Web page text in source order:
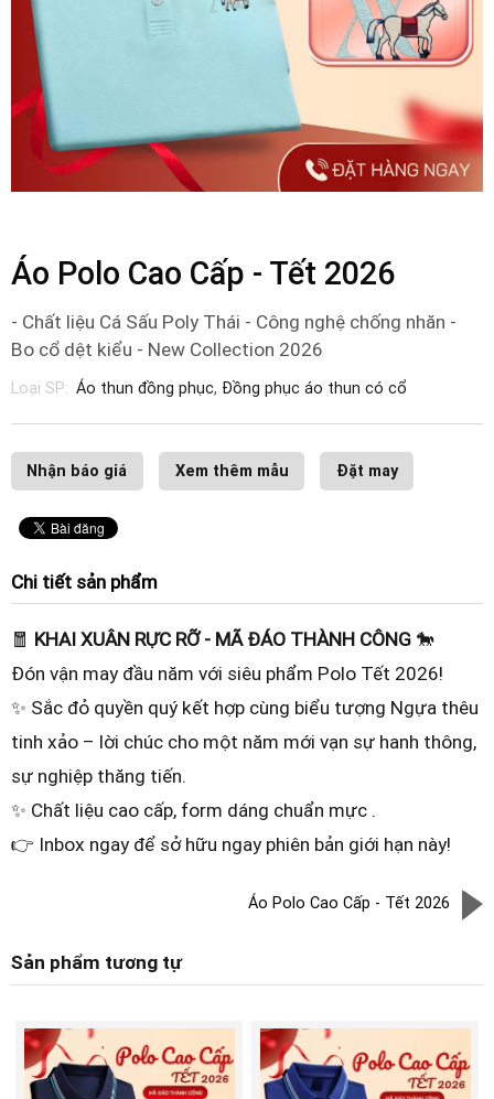
Áo Polo Cao Cấp - Tết 2026
- Chất liệu Cá Sấu Poly Thái - Công nghệ chống nhăn -
Bo cổ dệt kiểu - New Collection 2026
Loại SP: Áo thun đồng phục, Đồng phục áo thun có cổ
Nhận báo giá Xem thêm mẫu Đặt may
Chi tiết sản phẩm
🧧 KHAI XUÂN RỰC RỠ - MÃ ĐÁO THÀNH CÔNG 🐎
Đón vận may đầu năm với siêu phẩm Polo Tết 2026!
✨ Sắc đỏ quyền quý kết hợp cùng biểu tượng Ngựa thêu
tinh xảo – lời chúc cho một năm mới vạn sự hanh thông,
sự nghiệp thăng tiến.
✨ Chất liệu cao cấp, form dáng chuẩn mực .
👉 Inbox ngay để sở hữu ngay phiên bản giới hạn này!
Áo Polo Cao Cấp - Tết 2026
Sản phẩm tương tự